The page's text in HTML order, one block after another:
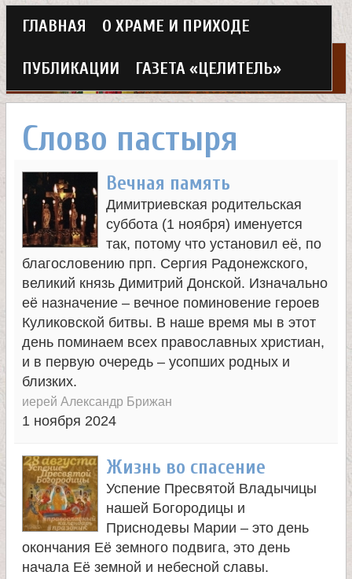
Перейти
к
основному
Х
м
в
л
и
о
м
Г
л
а
в
н
о
е
м
е
н
ю
ГЛАВНАЯ О ХРАМЕ И ПРИХОДЕ
ПУБЛИКАЦИИ ГАЗЕТА «ЦЕЛИТЕЛЬ»
Слово пастыря
Вечная память
Димитриевская родительская
суббота (1 ноября) именуется
так, потому что установил её, по
благословению прп. Сергия Радонежского,
великий князь Димитрий Донской. Изначально
её назначение – вечное поминовение героев
Куликовской битвы. В наше время мы в этот
день поминаем всех православных христиан,
и в первую очередь – усопших родных и
близких.
иерей Александр Брижан
1 ноября 2024
Жизнь во спасение
Успение Пресвятой Владычицы
нашей Богородицы и
Приснодевы Марии – это день
окончания Её земного подвига, это день
начала Её земной и небесной славы.